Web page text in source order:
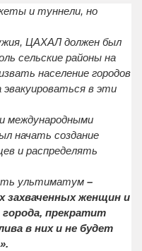
и туннели, но
ЦАХАЛ должен был
сельские районы на
население городов
в эти
международными
начать создание
и распределять
ультиматум –
захваченных женщин и
прекратит
в них и не будет